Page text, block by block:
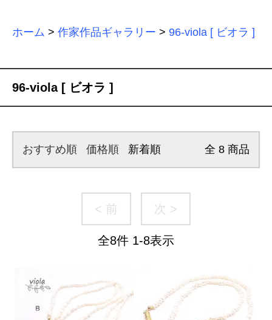
ホーム > 作家作品ギャラリー > 96-viola [ ビオラ ]
96-viola [ ビオラ ]
おすすめ順 価格順 新着順 全 8 商品
< 前 次 >
全8件 1-8表示